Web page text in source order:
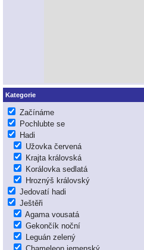
Kategorie
Začínáme
Pochlubte se
Hadi
Užovka červená
Krajta královská
Korálovka sedlatá
Hroznýš královský
Jedovatí hadi
Ještěři
Agama vousatá
Gekončík noční
Leguán zelený